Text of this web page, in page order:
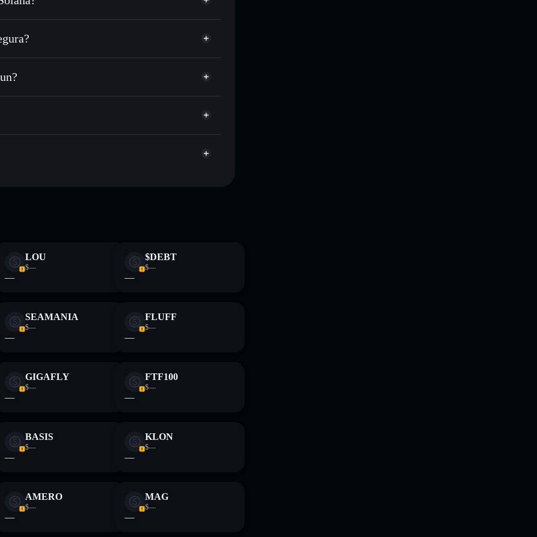
del tiempo
las carteras usando el agregador de
sin custodia donde tú controla tus claves privadas
sin custodia Solflare
cartera Solflare
LOU
$—
—
$DEBT
$—
—
SEAMANIA
$—
—
FLUFF
$—
—
GIGAFLY
$—
—
FTF100
$—
—
BASIS
$—
—
KLON
$—
—
AMERO
$—
—
MAG
$—
—